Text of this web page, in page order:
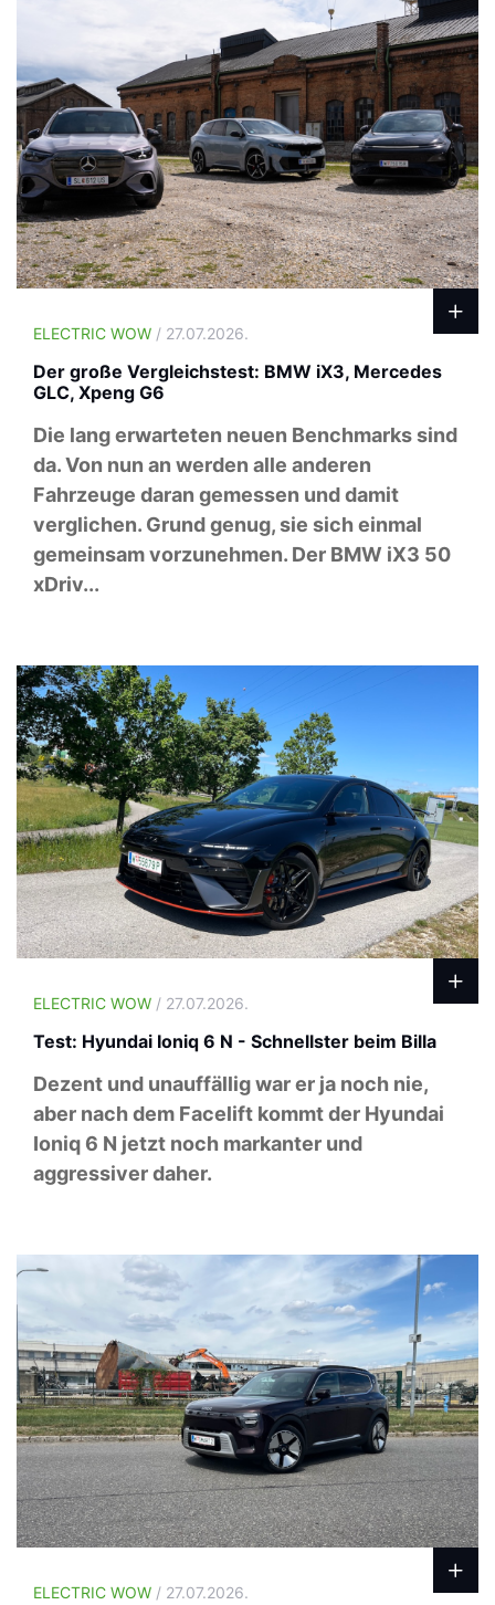
ELECTRIC WOW / 27.07.2026.
Der große Vergleichstest: BMW iX3, Mercedes
GLC, Xpeng G6
Die lang erwarteten neuen Benchmarks sind
da. Von nun an werden alle anderen
Fahrzeuge daran gemessen und damit
verglichen. Grund genug, sie sich einmal
gemeinsam vorzunehmen. Der BMW iX3 50
xDriv...
ELECTRIC WOW / 27.07.2026.
Test: Hyundai Ioniq 6 N - Schnellster beim Billa
Dezent und unauffällig war er ja noch nie,
aber nach dem Facelift kommt der Hyundai
Ioniq 6 N jetzt noch markanter und
aggressiver daher.
ELECTRIC WOW / 27.07.2026.